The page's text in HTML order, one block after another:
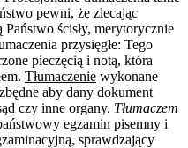
pewni, że zlecając
ścisły, merytorycznie
przysięgłe: Tego
pieczęcią i notą, która
Tłumaczenie wykonane
aby dany dokument
czy inne organy. Tłumaczem
egzamin pisemny i
sprawdzający